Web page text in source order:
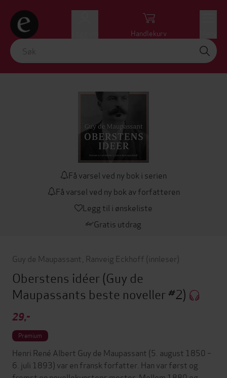
Handlekurv
Få varsel ved ny bok i serien
Få varsel ved ny bok av forfatteren
Legg til i ønskeliste
Gratis utdrag
Guy de Maupassant Ranveig Eckhoff (innleser)
Oberstens idéer(Guy de
Maupassants beste noveller #2)
29,-
Premium
Henri René Albert Guy de Maupassant (5. august 1850 –
6. juli 1893) var en fransk forfatter. Han var først og